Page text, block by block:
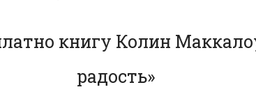
книгу Колин
радость»